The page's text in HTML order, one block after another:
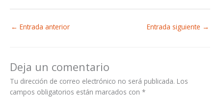
← Entrada anterior Entrada siguiente →
Deja un comentario
Tu dirección de correo electrónico no será publicada. Los
campos obligatorios están marcados con *